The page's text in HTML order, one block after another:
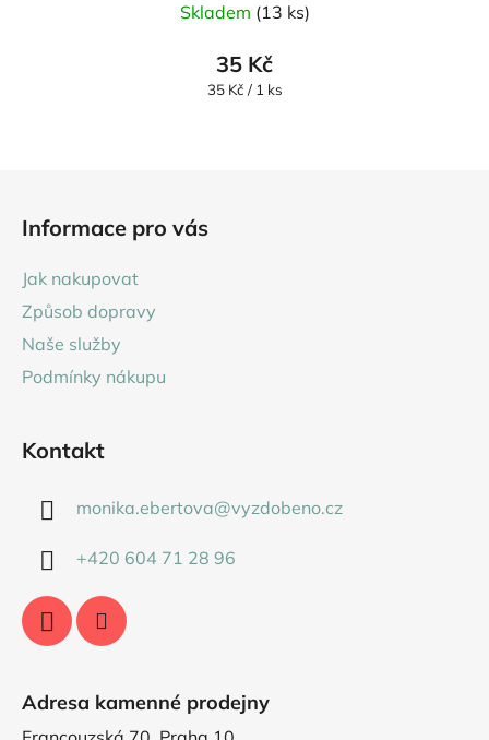
hodnocení
produktu
je
Skladem (13 ks)
35 Kč
Měrná
35 Kč / 1 ks
Informace pro vás
Jak nakupovat
Způsob dopravy
Naše služby
Podmínky nákupu
Kontakt
monika.ebertova@vyzdobeno.cz
+420 604 71 28 96
Adresa kamenné prodejny